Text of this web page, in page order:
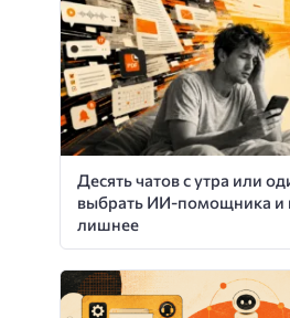
Десять чатов с утра или
выбрать ИИ-помощника и
лишнее